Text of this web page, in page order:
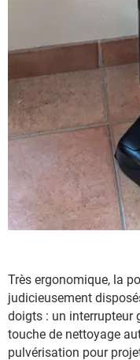
Très ergonomique, la
judicieusement
doigts : un interrupteur
touche de nettoyage
pulvérisation pour